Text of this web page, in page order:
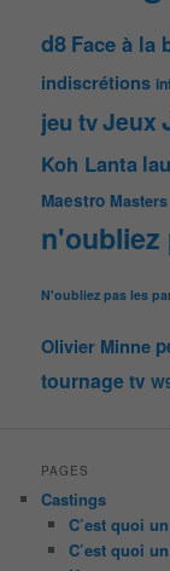
d8 Face à la
indiscrétions
jeu tvJeux
Koh Lanta
Maestro Masters
n'oubliez
N'oubliez pas les
Olivier Minne
tournagetv
PAGES
Castings
C’est quoi
C’est quoi